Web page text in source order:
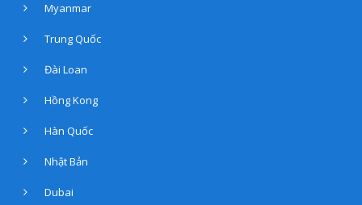
Myanmar
Trung Quốc
Đài Loan
Hồng Kong
Hàn Quốc
Nhật Bản
Dubai